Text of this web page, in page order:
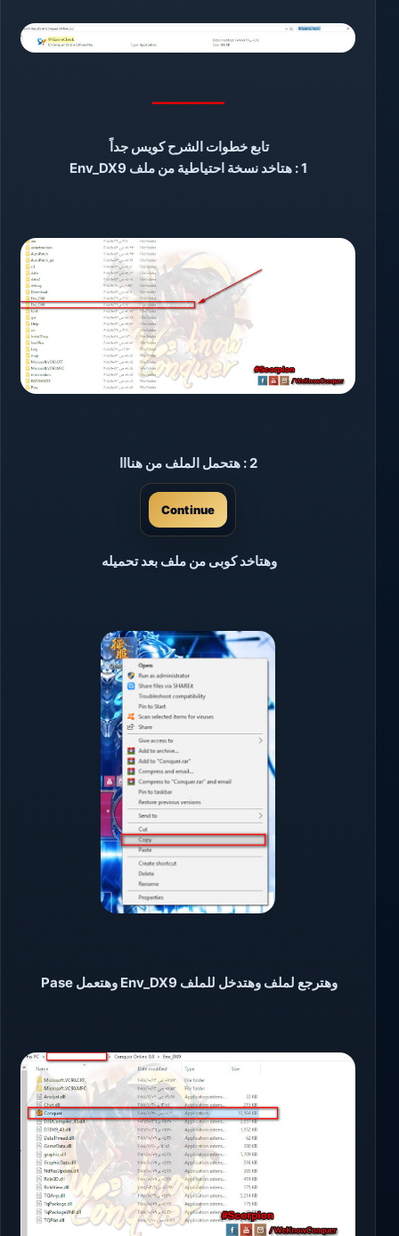
————–
تابع خطوات الشرح كويس جداً
1 : هتاخد نسخة احتياطية من ملف
Env_DX9
2 : هتحمل الملف من هنااا
Continue
وهتاخد كوبى من ملف بعد تحميله
وهترجع لملف وهتدخل للملف Env_DX9 وهتعمل Pase